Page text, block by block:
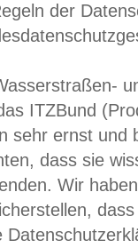
der
ITZBund
sehr ernst und
dass sie
Wir